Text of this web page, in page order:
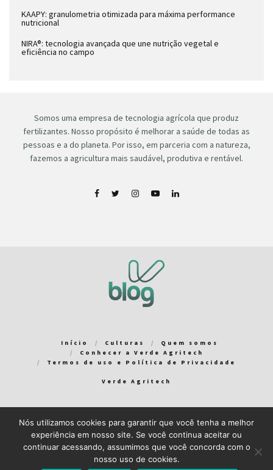
KAAPY: granulometria otimizada para máxima performance
nutricional
NIRA®: tecnologia avançada que une nutrição vegetal e
eficiência no campo
Somos uma empresa de tecnologia agrícola que produz
fertilizantes. Nosso propósito é melhorar a saúde de todas as
pessoas e a do planeta. Por isso, em parceria com a natureza,
fazemos a agricultura mais saudável, produtiva e rentável.
Início Culturas
Quem somos
Conhecer a Verde Agritech
Termos de uso e Política de Privacidade
Verde Agritech
Bem-vindo ao Verde Blog! Para que a sua experiência em nosso
blog seja a melhor possível, utilizamos cookies. Você pode
aceitar ou gerenciar seus cookiesaqui.
Nós utilizamos cookies para garantir que você tenha a melhor
experiência em nosso site. Se você continua aceitar ou
continuar acessando, assumimos que você concorda com o
nosso uso de cookies.